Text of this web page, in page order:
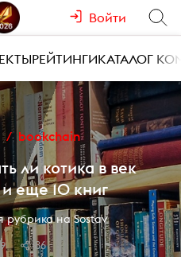
Войти
РЕЙТИНГИКАТАЛОГ
bookchain
ли котика в век
еще 10 книг
рубрика на Sostav
86